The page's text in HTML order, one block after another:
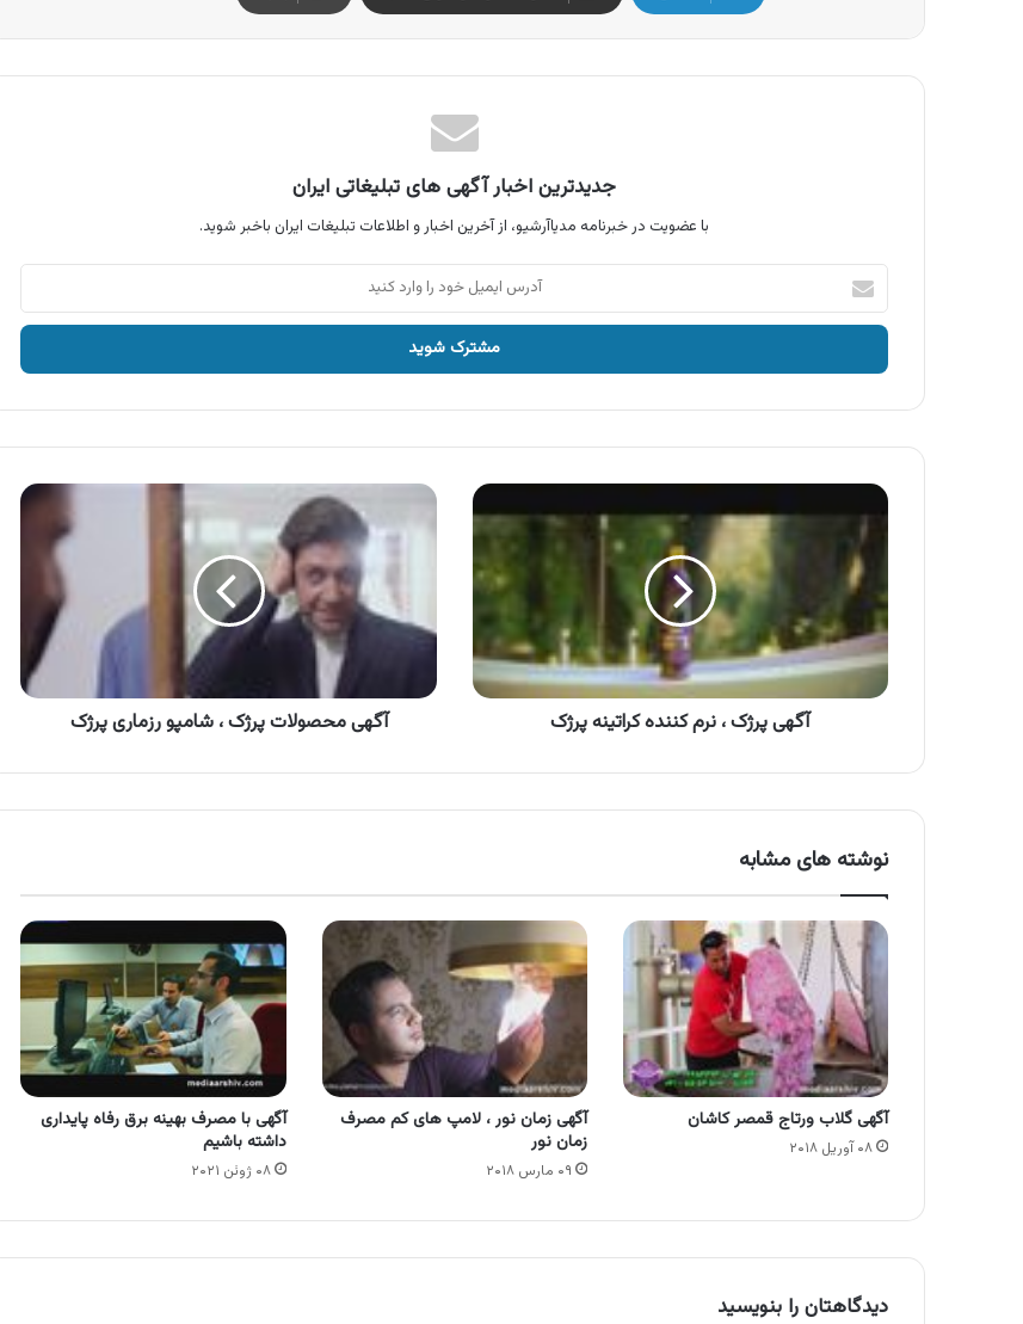
جدیدترین اخبار آگهی های تبلیغاتی ایران
با عضویت در خبرنامه مدیاآرشیو، از آخرین اخبار و اطلاعات تبلیغات ایران باخبر شوید.
آدرس
ایمیل
خود
وارد
آگهی
پرژک
کننده
کراتینه
پرژک
آگهی پرژک ، نرم کننده کراتینه پرژک
آگهی
رزماری
پرژک
آگهی محصولات پرژک ، شامپو رزماری پرژک
نوشته های مشابه
آگهی گلاب ورتاج قمصر کاشان
۰۸ آوریل ۲۰۱۸
آگهی زمان نور ، لامپ های کم مصرف
زمان نور
۰۹ مارس ۲۰۱۸
آگهی با مصرف بهینه برق رفاه پایداری
داشته باشیم
۰۸ ژوئن ۲۰۲۱
دیدگاهتان را بنویسید